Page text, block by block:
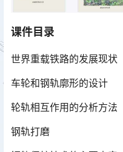
课件目录
世界重载铁路的发展现状
车轮和钢轨廓形的设计
轮轨相互作用的分析方法
钢轨打磨